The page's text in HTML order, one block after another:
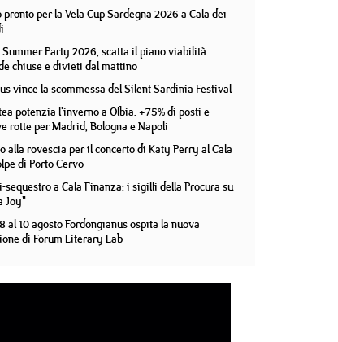
pronto per la Vela Cup Sardegna 2026 a Cala dei
Summer Party 2026, scatta il piano viabilità.
chiuse e divieti dal mattino
vince la scommessa del Silent Sardinia Festival
potenzia l'inverno a Olbia: +75% di posti e
rotte per Madrid, Bologna e Napoli
alla rovescia per il concerto di Katy Perry al Cala
di Porto Cervo
sequestro a Cala Finanza: i sigilli della Procura su
Joy"
al 10 agosto Fordongianus ospita la nuova
di Forum Literary Lab